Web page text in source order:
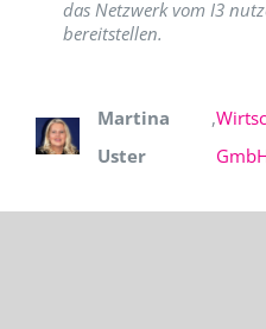
das Netzwerk vom I3
bereitstellen.
Martina
Uster
,